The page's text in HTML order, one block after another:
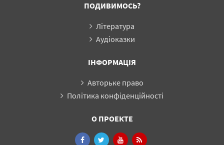
ПОДИВИМОСЬ?
Література
Аудіоказки
ІНФОРМАЦІЯ
Авторьке право
Політика конфіденційності
О ПРОЕКТЕ